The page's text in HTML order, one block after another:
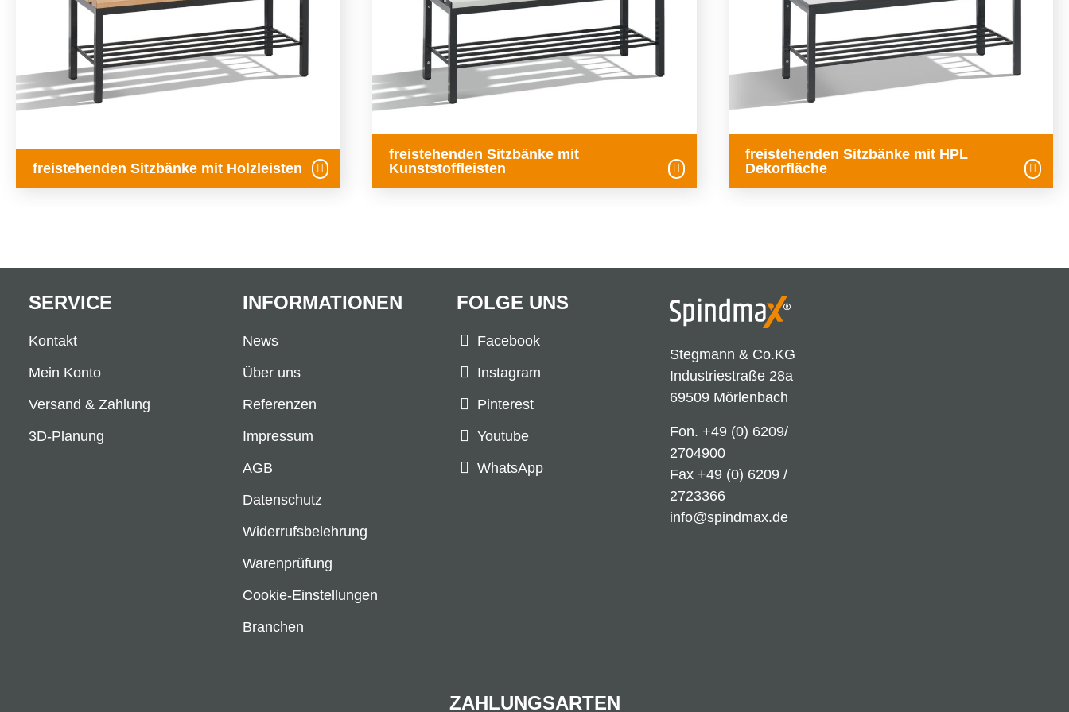
freistehenden Sitzbänke mit Holzleisten
freistehenden Sitzbänke mit
Kunststoffleisten
freistehenden Sitzbänke mit HPL
Dekorfläche
Stegmann & Co.KG
Industriestraße 28a
69509 Mörlenbach
Fon. +49 (0) 6209/
2704900
Fax +49 (0) 6209 /
2723366
info@spindmax.de
FOLGE UNS
Facebook
Instagram
Pinterest
Youtube
WhatsApp
SERVICE
Kontakt
Mein Konto
Versand & Zahlung
3D-Planung
INFORMATIONEN
News
Über uns
Referenzen
Impressum
AGB
Datenschutz
Widerrufsbelehrung
Warenprüfung
Cookie-Einstellungen
Branchen
ZAHLUNGSARTEN